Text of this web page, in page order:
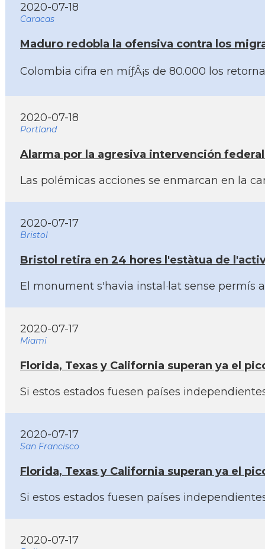
2020-07-18
Caracas
Maduro redobla la ofensiva contra los
Colombia cifra en míƒÂ¡s de 80.000 los
2020-07-18
Portland
Alarma por la agresiva intervención
Las polémicas acciones se enmarcan en la
2020-07-17
Bristol
Bristol retira en 24 hores l'estàtua de
El monument s'havia instal·lat sense permí­s
2020-07-17
Miami
Florida, Texas y California superan ya el
Si estos estados fuesen paí­ses
2020-07-17
San Francisco
Florida, Texas y California superan ya el
Si estos estados fuesen paí­ses
2020-07-17